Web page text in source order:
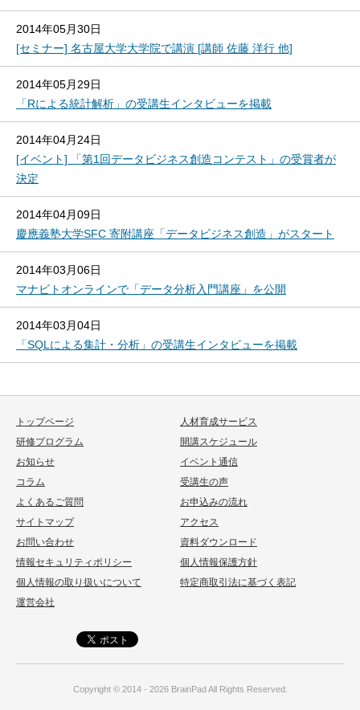
2014年05月30日
[セミナー] 名古屋大学大学院で講演 [講師 佐藤 洋行 他]
2014年05月29日
「Rによる統計解析」の受講生インタビューを掲載
2014年04月24日
[イベント] 「第1回データビジネス創造コンテスト」の受賞者が
決定
2014年04月09日
慶應義塾大学SFC 寄附講座「データビジネス創造」がスタート
2014年03月06日
マナビトオンラインで「データ分析入門講座」を公開
2014年03月04日
「SQLによる集計・分析」の受講生インタビューを掲載
トップページ
人材育成サービス
研修プログラム
開講スケジュール
お知らせ
イベント通信
コラム
受講生の声
よくあるご質問
お申込みの流れ
サイトマップ
アクセス
お問い合わせ
資料ダウンロード
情報セキュリティポリシー
個人情報保護方針
個人情報の取り扱いについて
特定商取引法に基づく表記
運営会社
Copyright © 2014 - 2026 BrainPadAll Rights Reserved.